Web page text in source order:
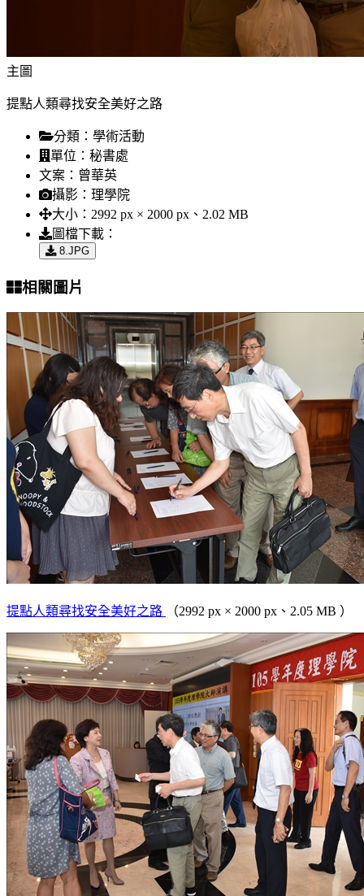
主圖
提點人類尋找安全美好之路
分類： 學術活動
單位： 秘書處
文案： 曾華英
攝影： 理學院
大小： 2992 px × 2000 px、2.02 MB
圖檔下載：
8.JPG
相關圖片
提點人類尋找安全美好之路 （2992 px × 2000 px、2.05 MB ）